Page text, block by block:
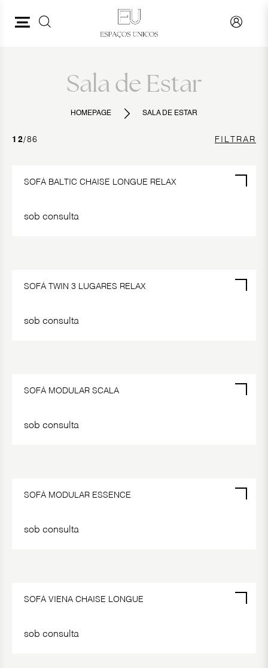
MESAS DE CENTRO
Sala de Estar
HOMEPAGE SALA DE ESTAR
12/86 FILTRAR
SOFÁ BALTIC CHAISE LONGUE RELAX
sob consulta
SOFÁ TWIN 3 LUGARES RELAX
sob consulta
SOFÁ MODULAR SCALA
sob consulta
SOFÁ MODULAR ESSENCE
sob consulta
SOFÁ VIENA CHAISE LONGUE
sob consulta
PESQUISAR